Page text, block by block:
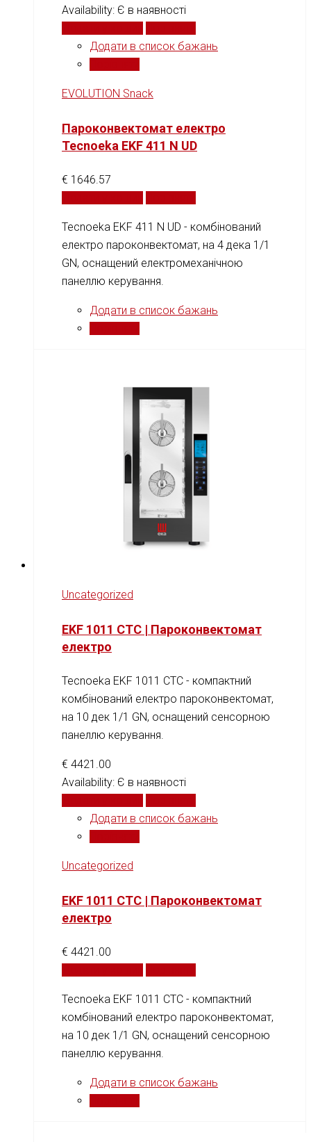
Availability: Є в наявності
Додати в список бажань
EVOLUTION Snack
Пароконвектомат електро
Tecnoeka EKF 411 N UD
€ 1646.57
Tecnoeka EKF 411 N UD - комбінований
електро пароконвектомат, на 4 дека 1/1
GN, оснащений електромеханічною
панеллю керування.
Додати в список бажань
Uncategorized
EKF 1011 CTC | Пароконвектомат
електро
Tecnoeka EKF 1011 CTC - компактний
комбінований електро пароконвектомат,
на 10 дек 1/1 GN, оснащений сенсорною
панеллю керування.
€ 4421.00
Availability: Є в наявності
Додати в список бажань
Uncategorized
EKF 1011 CTC | Пароконвектомат
електро
€ 4421.00
Tecnoeka EKF 1011 CTC - компактний
комбінований електро пароконвектомат,
на 10 дек 1/1 GN, оснащений сенсорною
панеллю керування.
Додати в список бажань